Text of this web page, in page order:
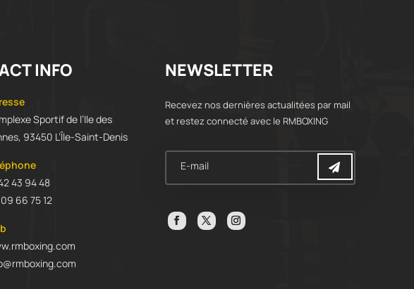
INFO
Sportif de l’Ile des
93450 L’Île-Saint-Denis
43 94 48
66 75 12
NEWSLETTER
Recevez nos dernières actualitées par mail
et restez connecté avec le RMBOXING